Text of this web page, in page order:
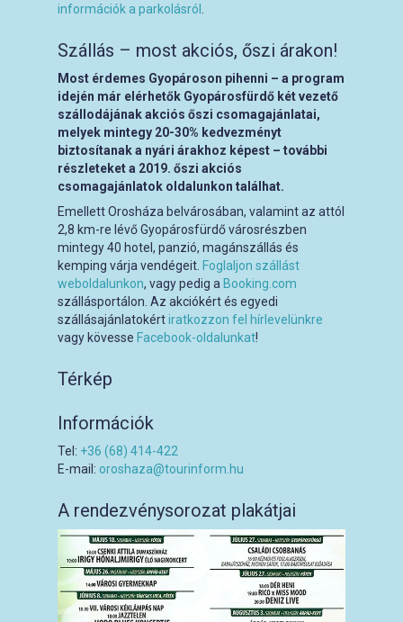
információk a parkolásról
Szállás – most akciós, őszi árakon!
Most érdemes Gyopároson pihenni – a program
idején már elérhetők Gyopárosfürdő két vezető
szállodájának akciós őszi csomagajánlatai,
melyek mintegy 20-30% kedvezményt
biztosítanak a nyári árakhoz képest – további
részleteket a 2019. őszi akciós
csomagajánlatok oldalunkon találhat.
Emellett Orosháza belvárosában, valamint az attól
2,8 km-re lévő Gyopárosfürdő városrészben
mintegy 40 hotel, panzió, magánszállás és
kemping várja vendégeit. Foglaljon szállást
weboldalunkon, vagy pedig a Booking.com
szállásportálon. Az akciókért és egyedi
szállásajánlatokértiratkozzon fel hírlevelünkre
vagy kövesse Facebook-oldalunkat!
Térkép
Információk
Tel: +36 (68) 414-422
E-mail: oroshaza@tourinform.hu
A rendezvénysorozat plakátjai